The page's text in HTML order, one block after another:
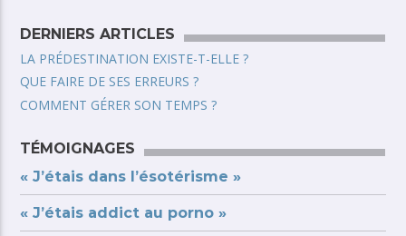
DERNIERS ARTICLES
LA PRÉDESTINATION EXISTE-T-ELLE ?
QUE FAIRE DE SES ERREURS ?
COMMENT GÉRER SON TEMPS ?
TÉMOIGNAGES
« J’étais dans l’ésotérisme »
« J’étais addict au porno »